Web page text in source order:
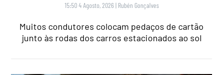
15:50 4 Agosto, 2026 | Rubén Gonçalves
Muitos condutores colocam pedaços de cartão
junto às rodas dos carros estacionados ao sol